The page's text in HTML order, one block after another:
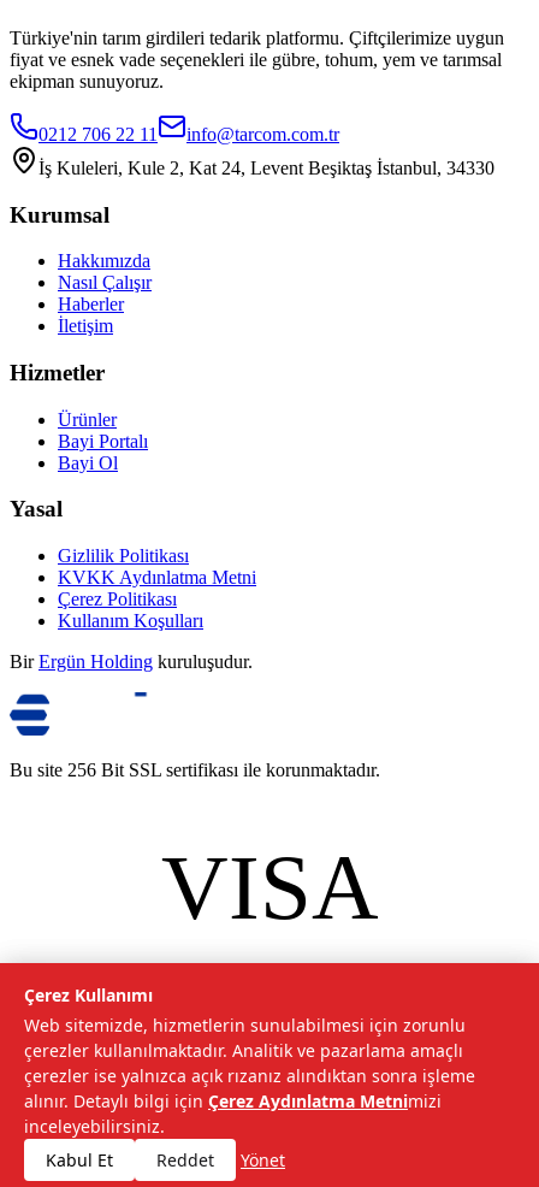
Türkiye'nin tarım girdileri tedarik platformu. Çiftçilerimize uygun
fiyat ve esnek vade seçenekleri ile gübre, tohum, yem ve tarımsal
ekipman sunuyoruz.
0212 706 22 11
info@tarcom.com.tr
İş Kuleleri, Kule 2, Kat 24, Levent Beşiktaş İstanbul, 34330
Kurumsal
Hakkımızda
Nasıl Çalışır
Haberler
İletişim
Hizmetler
Ürünler
Bayi Portalı
Bayi Ol
Yasal
Gizlilik Politikası
KVKK Aydınlatma Metni
Çerez Politikası
Kullanım Koşulları
Bir Ergün Holding kuruluşudur.
Bu site 256 Bit SSL sertifikası ile korunmaktadır.
VISA
mastercard
2026Tarımcom Tarım ve Teknoloji A.Ş. Tüm hakları saklıdır.